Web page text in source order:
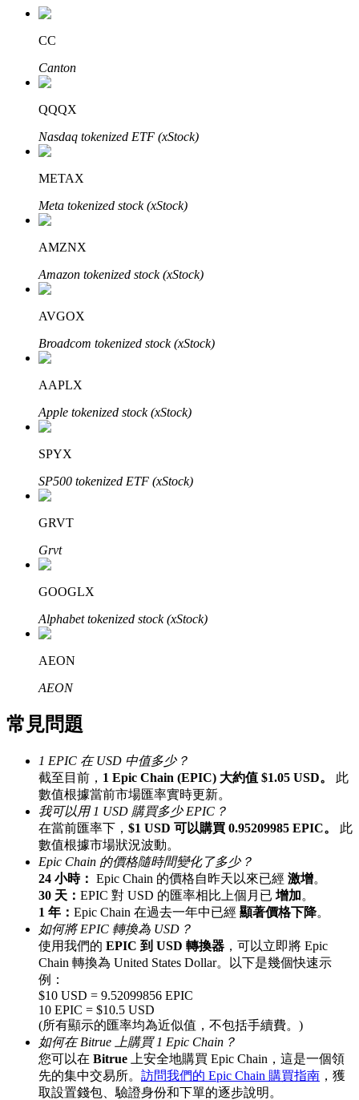
定投理财
享受活期理財及長期收益
學習理財
了解如何賺取穩定收入
Bitrue AI
合夥人計劃
邀请好友
邀請朋友獲得現金獎勵
BTC 專享獎勵
CC
Canton
QQQX
Nasdaq tokenized ETF (xStock)
METAX
Meta tokenized stock (xStock)
AMZNX
Amazon tokenized stock (xStock)
AVGOX
Broadcom tokenized stock (xStock)
AAPLX
Apple tokenized stock (xStock)
SPYX
SP500 tokenized ETF (xStock)
GRVT
Grvt
GOOGLX
Alphabet tokenized stock (xStock)
AEON
AEON
常見問題
1 EPIC 在 USD 中值多少？
截至目前， 1 Epic Chain (EPIC) 大約值 $1.05 USD。
此
數值根據當前市場匯率實時更新。
我可以用 1 USD 購買多少 EPIC？
在當前匯率下， $1 USD 可以購買 0.95209985 EPIC。
此
數值根據市場狀況波動。
Epic Chain 的價格隨時間變化了多少？
24 小時： Epic Chain 的價格自昨天以來已經 激增。
30 天： EPIC 對 USD 的匯率相比上個月已 增加。
1 年： Epic Chain 在過去一年中已經 顯著價格下降。
如何將 EPIC 轉換為 USD？
使用我們的 EPIC 到 USD 轉換器 ，可以立即將 Epic
Chain 轉換為 United States Dollar。以下是幾個快速示
例：
$10 USD = 9.52099856 EPIC
10 EPIC = $10.5 USD
(所有顯示的匯率均為近似值，不包括手續費。)
如何在 Bitrue 上購買 1 Epic Chain？
您可以在 Bitrue 上安全地購買 Epic Chain，這是一個領
先的集中交易所。 訪問我們的 Epic Chain 購買指南 ，獲
取設置錢包、驗證身份和下單的逐步說明。